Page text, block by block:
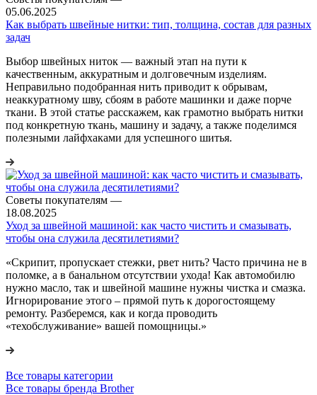
05.06.2025
Как выбрать швейные нитки: тип, толщина, состав для разных
задач
Выбор швейных ниток — важный этап на пути к
качественным, аккуратным и долговечным изделиям.
Неправильно подобранная нить приводит к обрывам,
неаккуратному шву, сбоям в работе машинки и даже порче
ткани. В этой статье расскажем, как грамотно выбрать нитки
под конкретную ткань, машину и задачу, а также поделимся
полезными лайфхаками для успешного шитья.
Советы покупателям —
18.08.2025
Уход за швейной машиной: как часто чистить и смазывать,
чтобы она служила десятилетиями?
«Скрипит, пропускает стежки, рвет нить? Часто причина не в
поломке, а в банальном отсутствии ухода! Как автомобилю
нужно масло, так и швейной машине нужны чистка и смазка.
Игнорирование этого – прямой путь к дорогостоящему
ремонту. Разберемся, как и когда проводить
«техобслуживание» вашей помощницы.»
Все товары категории
Все товары бренда Brother